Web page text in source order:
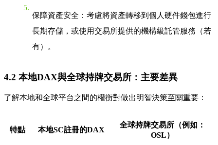
保障資產安全 ：考慮將資產轉移到個人硬件錢包進行
長期存儲，或使用交易所提供的機構級託管服務（若
有）。
4.2 本地DAX與全球持牌交易所：主要差異
了解本地和全球平台之間的權衡對做出明智決策至關重要：
特點 本地SC註冊的DAX
全球持牌交易所（例如：
OSL）